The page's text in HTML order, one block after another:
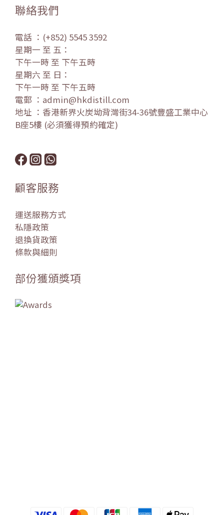
聯絡我們
電話 ：(+852) 5545 3592
星期一 至 五：
下午一時 至 下午五時
星期六 至 日：
下午一時 至 下午五時
電郵 ：admin@hkdistill.com
地址 ：香港新界火炭坳背灣街34-36號豐盛工業中心
B座5樓 (必須獲得預約確定)
顧客服務
運送服務方式
私隱政策
退換貨政策
條款與細則
部份獲頒獎項